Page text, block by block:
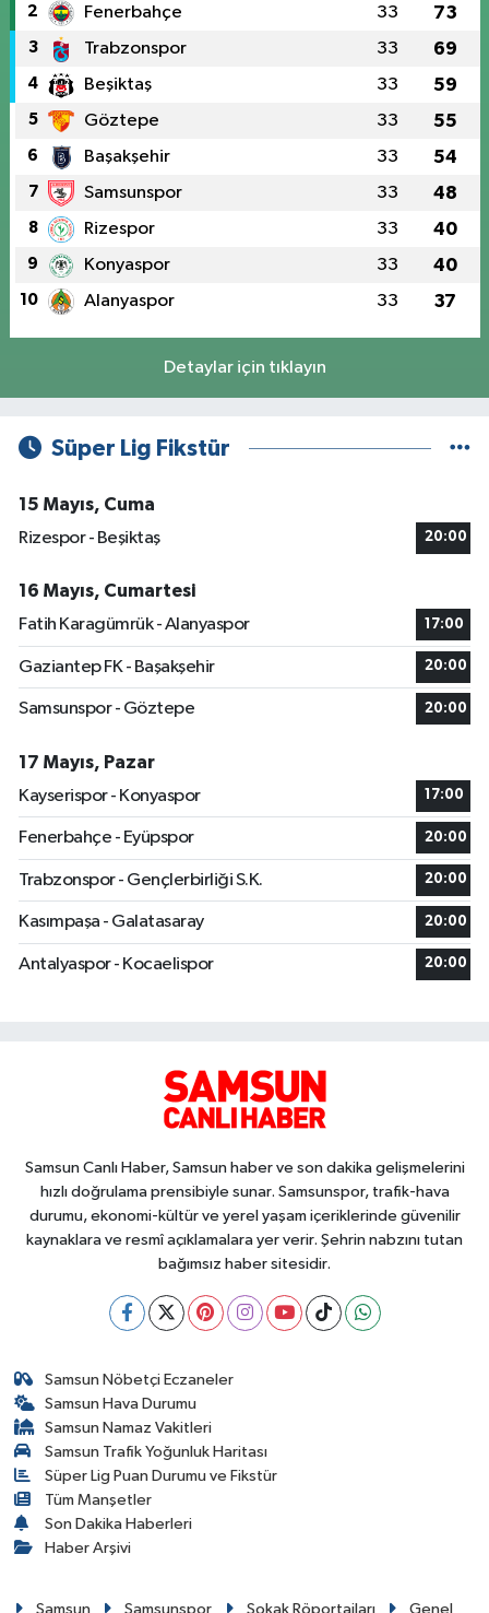
2 Fenerbahçe 33 73
3 Trabzonspor 33 69
4 Beşiktaş 33 59
5 Göztepe 33 55
6 Başakşehir 33 54
7 Samsunspor 33 48
8 Rizespor 33 40
9 Konyaspor 33 40
10 Alanyaspor 33 37
Detaylar için tıklayın
Süper Lig Fikstür
15 Mayıs, Cuma
Rizespor - Beşiktaş
20:00
16 Mayıs, Cumartesi
Fatih Karagümrük - Alanyaspor
17:00
Gaziantep FK - Başakşehir 20:00
Samsunspor - Göztepe 20:00
17 Mayıs, Pazar
Kayserispor - Konyaspor
17:00
Fenerbahçe - Eyüpspor 20:00
Trabzonspor - Gençlerbirliği S.K. 20:00
Kasımpaşa - Galatasaray 20:00
Antalyaspor - Kocaelispor 20:00
Samsun Canlı Haber, Samsun haber ve son dakika gelişmelerini
hızlı doğrulama prensibiyle sunar. Samsunspor, trafik-hava
durumu, ekonomi-kültür ve yerel yaşam içeriklerinde güvenilir
kaynaklara ve resmî açıklamalara yer verir. Şehrin nabzını tutan
bağımsız haber sitesidir.
Samsun Nöbetçi Eczaneler
Samsun Hava Durumu
Samsun Namaz Vakitleri
Samsun Trafik Yoğunluk Haritası
Süper Lig Puan Durumu ve Fikstür
Tüm Manşetler
Son Dakika Haberleri
Haber Arşivi
Samsun Samsunspor Sokak Röportajları Genel